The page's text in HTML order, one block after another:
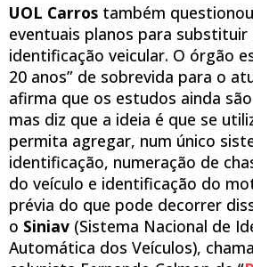
UOL Carros também
eventuais planos para
identificação veicular. O órgão
20 anos” de sobrevida para o
afirma que os estudos ainda
mas diz que a ideia é que se
permita agregar, num único
identificação, numeração de
do veículo e identificação do
prévia do que pode decorrer
o Siniav (Sistema Nacional de
Automática dos Veículos),